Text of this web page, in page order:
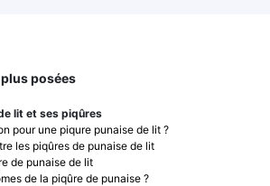
posées
lit et ses piqûres
pour une piqure punaise de lit ?
les piqûres de punaise de lit
de punaise de lit
de la piqûre de punaise ?